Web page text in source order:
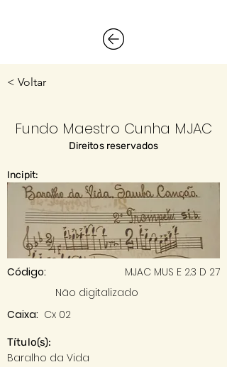
< Voltar
Fundo Maestro Cunha MJAC
Direitos reservados
Incipit:
Código:
MJAC MUS E 2.3 D 27
Não digitalizado
Caixa: Cx 02
Título(s):
Baralho da Vida